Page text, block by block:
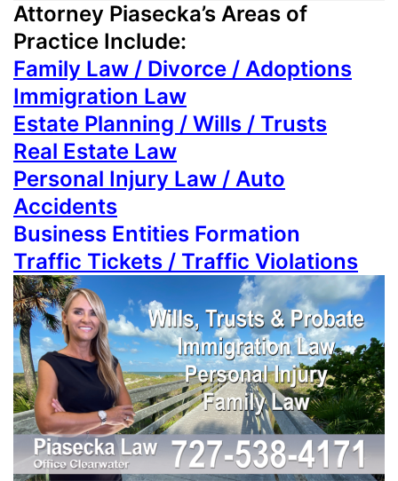
Attorney Piasecka’s Areas of
Practice Include:
Family Law / Divorce / Adoptions
Immigration Law
Estate Planning / Wills / Trusts
Real Estate Law
Personal Injury Law / Auto
Accidents
Business Entities Formation
Traffic Tickets / Traffic Violations